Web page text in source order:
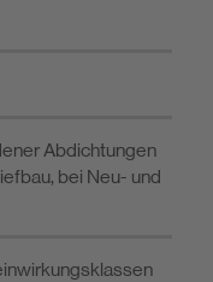
Abdichtungen
bei Neu- und